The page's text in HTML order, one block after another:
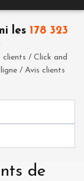
les 178 323
clients / Click and
/ Avis clients
de